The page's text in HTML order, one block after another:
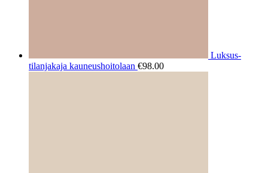
Luksus-
tilanjakaja kauneushoitolaan €98.00